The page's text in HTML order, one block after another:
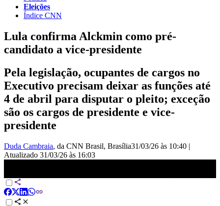
Eleições
Índice CNN
Lula confirma Alckmin como pré-
candidato a vice-presidente
Pela legislação, ocupantes de cargos no
Executivo precisam deixar as funções até
4 de abril para disputar o pleito; exceção
são os cargos de presidente e vice-
presidente
Duda Cambraia, da CNN Brasil, Brasília31/03/26 às 10:40 |
Atualizado 31/03/26 às 16:03